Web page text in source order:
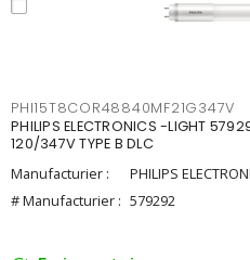
PHI15T8COR48840MF21G347V
PHILIPS ELECTRONICS -LIGHT
120/347V TYPE B DLC
Manufacturier :
PHILIPS
# Manufacturier : 579292